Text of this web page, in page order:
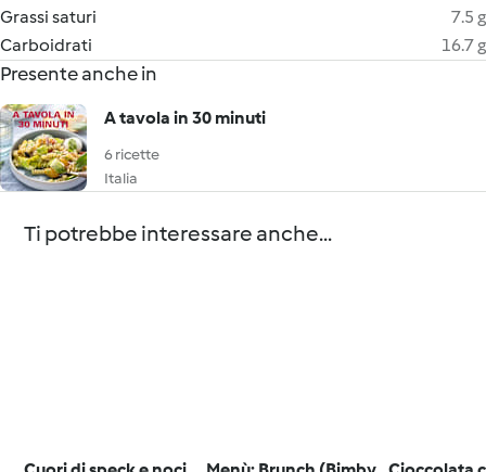
Grassi saturi
7.5 g
Carboidrati
16.7 g
Presente anche in
A tavola in 30 minuti
6 ricette
Italia
Ti potrebbe interessare anche...